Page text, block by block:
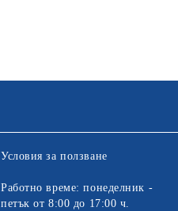
Условия за ползване
Работно време: понеделник -
петък от 8:00 до 17:00 ч.